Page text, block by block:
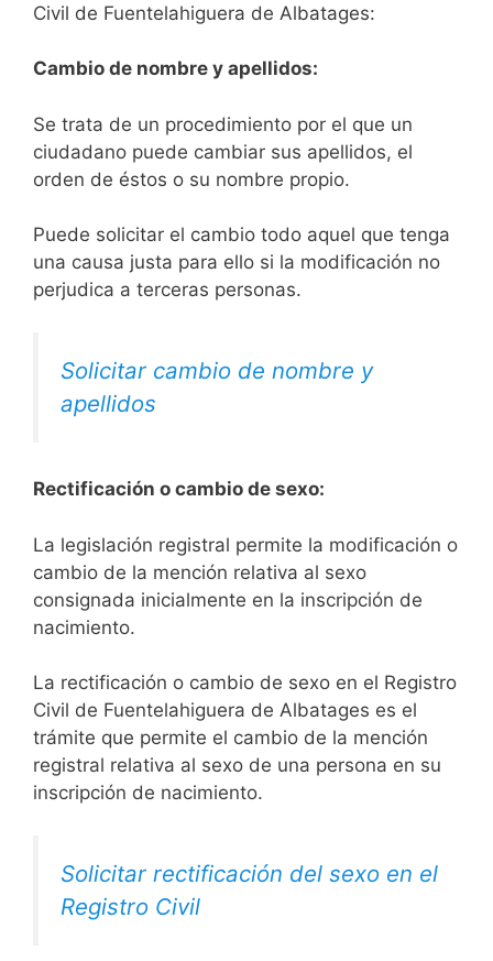
Civil de Fuentelahiguera de Albatages:
Cambio de nombre y apellidos:
Se trata de un procedimiento por el que un
ciudadano puede cambiar sus apellidos, el
orden de éstos o su nombre propio.
Puede solicitar el cambio todo aquel que tenga
una causa justa para ello si la modificación no
perjudica a terceras personas.
Solicitar cambio de nombre y
apellidos
Rectificación o cambio de sexo:
La legislación registral permite la modificación o
cambio de la mención relativa al sexo
consignada inicialmente en la inscripción de
nacimiento.
La rectificación o cambio de sexo en el Registro
Civil de Fuentelahiguera de Albatages es el
trámite que permite el cambio de la mención
registral relativa al sexo de una persona en su
inscripción de nacimiento.
Solicitar rectificación del sexo en el
Registro Civil